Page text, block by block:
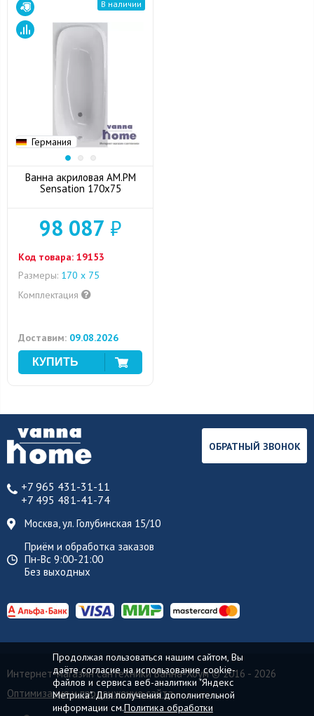
Германия
В наличии
Ванна акриловая AM.PM
Sensation 170x75
98 087 ₽
Код товара: 19153
Размеры: 170 х 75
Комплектация
Доставим: 09.08.2026
+7 965 431-31-11
+7 495 481-41-74
Москва, ул. Голубинская 15/10
Приём и обработка заказов
Пн-Вс 9:00-21:00
Без выходных
ОБРАТНЫЙ ЗВОНОК
Интернет-магазин сантехники Ванна-Хоум© 2016 - 2026
Оптимизация и продвижение сайта
Продолжая пользоваться нашим сайтом, Вы
даёте согласие на использование cookie-
файлов и сервиса веб-аналитики "Яндекс
Метрика". Для получения дополнительной
информации см.Политика обработки